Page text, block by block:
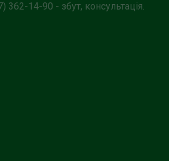
362-14-90 - збут, консультація.